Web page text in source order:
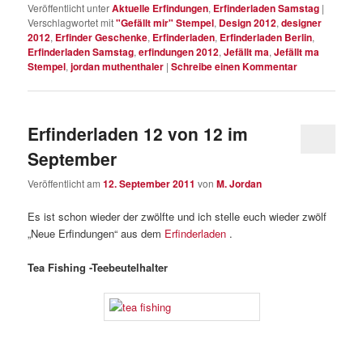
Veröffentlicht unterAktuelle Erfindungen, Erfinderladen Samstag |
Verschlagwortet mit"Gefällt mir" Stempel, Design 2012,designer
2012, Erfinder Geschenke, Erfinderladen, Erfinderladen Berlin,
Erfinderladen Samstag,erfindungen 2012,Jefällt ma,Jefällt ma
Stempel,jordan muthenthaler |Schreibe einen Kommentar
Erfinderladen 12 von 12 im
September
Veröffentlicht am12. September 2011 vonM. Jordan
Es ist schon wieder der zwölfte und ich stelle euch wieder zwölf
„Neue Erfindungen“ aus dem Erfinderladen .
Tea Fishing -Teebeutelhalter